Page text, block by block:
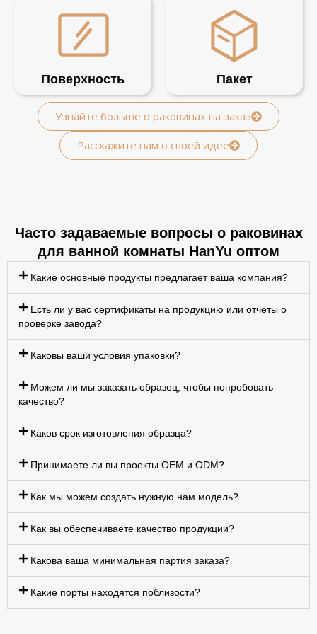
Поверхность Пакет
Узнайте больше о раковинах на заказ
Расскажите нам о своей идее
Часто задаваемые вопросы о раковинах
для ванной комнаты HanYu оптом
Какие основные продукты предлагает ваша компания?
Есть ли у вас сертификаты на продукцию или отчеты о
проверке завода?
Каковы ваши условия упаковки?
Можем ли мы заказать образец, чтобы попробовать
качество?
Каков срок изготовления образца?
Принимаете ли вы проекты OEM и ODM?
Как мы можем создать нужную нам модель?
Как вы обеспечиваете качество продукции?
Какова ваша минимальная партия заказа?
Какие порты находятся поблизости?